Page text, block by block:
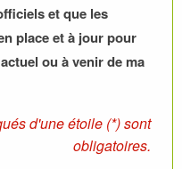
et que les
place et à jour pour
ou à venir de ma
d'une étoile (*) sont
obligatoires.